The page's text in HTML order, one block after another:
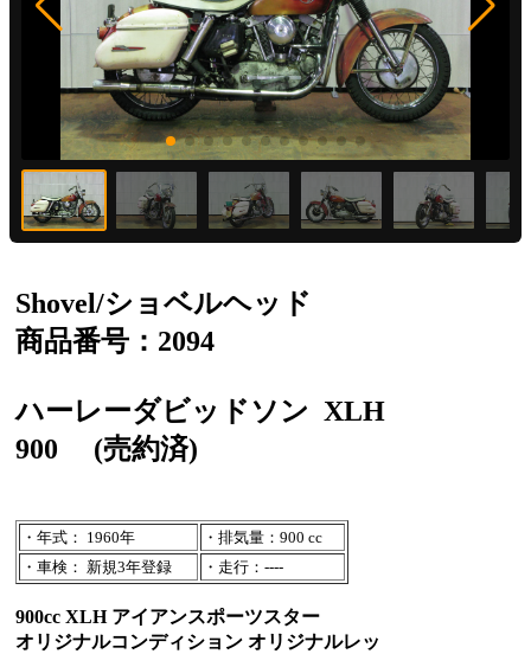
Shovel/ショベルヘッド
商品番号：2094
ハーレーダビッドソン XLH
900
(売約済)
・年式： 1960年
・排気量：900 cc
・車検： 新規3年登録
・走行：----
900cc XLH アイアンスポーツスター
オリジナルコンディション オリジナルレッ